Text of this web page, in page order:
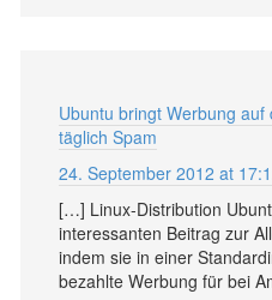
Ubuntu bringt Werbung
täglich Spam
24. September 2012 at
[…] Linux-Distribution
interessanten Beitrag zur
indem sie in einer
bezahlte Werbung für bei